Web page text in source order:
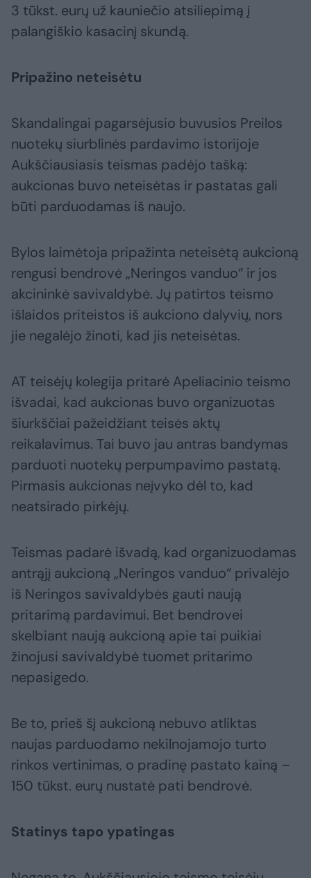
3 tūkst. eurų už kauniečio atsiliepimą į
palangiškio kasacinį skundą.
Pripažino neteisėtu
Skandalingai pagarsėjusio buvusios Preilos
nuotekų siurblinės pardavimo istorijoje
Aukščiausiasis teismas padėjo tašką:
aukcionas buvo neteisėtas ir pastatas gali
būti parduodamas iš naujo.
Bylos laimėtoja pripažinta neteisėtą aukcioną
rengusi bendrovė „Neringos vanduo“ ir jos
akcininkė savivaldybė. Jų patirtos teismo
išlaidos priteistos iš aukciono dalyvių, nors
jie negalėjo žinoti, kad jis neteisėtas.
AT teisėjų kolegija pritarė Apeliacinio teismo
išvadai, kad aukcionas buvo organizuotas
šiurkščiai pažeidžiant teisės aktų
reikalavimus. Tai buvo jau antras bandymas
parduoti nuotekų perpumpavimo pastatą.
Pirmasis aukcionas neįvyko dėl to, kad
neatsirado pirkėjų.
Teismas padarė išvadą, kad organizuodamas
antrąjį aukcioną „Neringos vanduo“ privalėjo
iš Neringos savivaldybės gauti naują
pritarimą pardavimui. Bet bendrovei
skelbiant naują aukcioną apie tai puikiai
žinojusi savivaldybė tuomet pritarimo
nepasigedo.
Be to, prieš šį aukcioną nebuvo atliktas
naujas parduodamo nekilnojamojo turto
rinkos vertinimas, o pradinę pastato kainą –
150 tūkst. eurų nustatė pati bendrovė.
Statinys tapo ypatingas